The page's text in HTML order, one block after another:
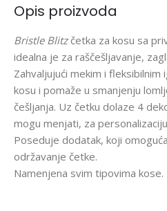
Opis proizvoda
Bristle Blitzčetka za kosu sa
idealna je za raščešljavanje,
Zahvaljujući mekim i fleksibilnim
kosu i pomaže u smanjenju
češljanja. Uz četku dolaze 4
mogu menjati, za
Poseduje dodatak, koji
održavanje četke.
Namenjena svim tipovima kose.